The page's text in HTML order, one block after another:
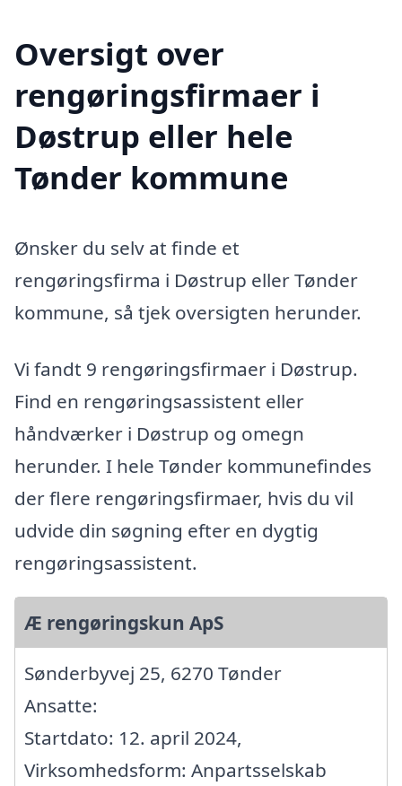
Oversigt over
rengøringsfirmaer i
Døstrup eller hele
Tønder kommune
Ønsker du selv at finde et
rengøringsfirma i Døstrup eller Tønder
kommune, så tjek oversigten herunder.
Vi fandt 9 rengøringsfirmaer i Døstrup.
Find en rengøringsassistent eller
håndværker i Døstrup og omegn
herunder. I hele Tønder kommunefindes
der flere rengøringsfirmaer, hvis du vil
udvide din søgning efter en dygtig
rengøringsassistent.
Æ rengøringskun ApS
Sønderbyvej 25, 6270 Tønder
Ansatte:
Startdato: 12. april 2024,
Virksomhedsform: Anpartsselskab